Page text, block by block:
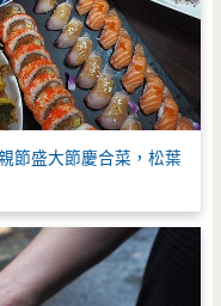
節盛大節慶合菜，松葉